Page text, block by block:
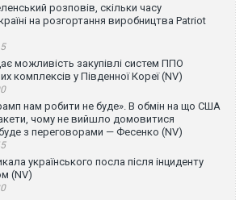
розповів, скільки часу
на розгортання виробництва Patriot
можливість закупівлі систем ППО
комплексів у Південної Кореї (NV)
нам робити не буде». В обмін на що США
чому не вийшло домовитися
з переговорами — Фесенко (NV)
українського посла після інциденту
(NV)